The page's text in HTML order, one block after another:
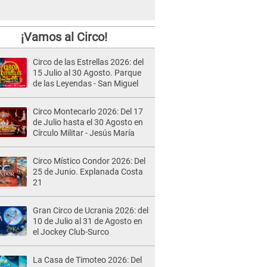
¡Vamos al Circo!
Circo de las Estrellas 2026: del
15 Julio al 30 Agosto. Parque
de las Leyendas - San Miguel
Circo Montecarlo 2026: Del 17
de Julio hasta el 30 Agosto en
Círculo Militar - Jesús María
Circo Místico Condor 2026: Del
25 de Junio. Explanada Costa
21
Gran Circo de Ucrania 2026: del
10 de Julio al 31 de Agosto en
el Jockey Club-Surco
La Casa de Timoteo 2026: Del